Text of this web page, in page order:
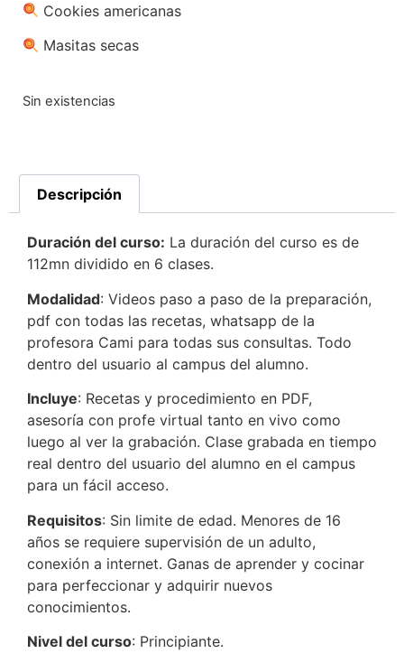
Cookies americanas
Masitas secas
Sin existencias
Descripción
Duración del curso: La duración del curso es de
112mn dividido en 6 clases.
Modalidad: Videos paso a paso de la preparación,
pdf con todas las recetas, whatsapp de la
profesora Cami para todas sus consultas. Todo
dentro del usuario al campus del alumno.
Incluye: Recetas y procedimiento en PDF,
asesoría con profe virtual tanto en vivo como
luego al ver la grabación. Clase grabada en tiempo
real dentro del usuario del alumno en el campus
para un fácil acceso.
Requisitos: Sin limite de edad. Menores de 16
años se requiere supervisión de un adulto,
conexión a internet. Ganas de aprender y cocinar
para perfeccionar y adquirir nuevos
conocimientos.
Nivel del curso: Principiante.